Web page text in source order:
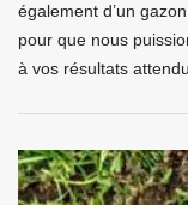
également d’un
pour que nous
à vos résultats